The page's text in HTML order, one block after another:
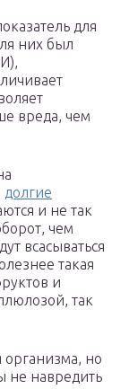
для
них был
вреда, чем
долгие
и не так
чем
всасываться
такая
и
так
но
не навредить